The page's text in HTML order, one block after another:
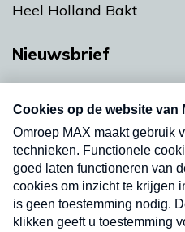
Heel Holland Bakt
Nieuwsbrief
nieuwsbrief. Elke
uw mailbox.